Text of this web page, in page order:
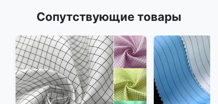
Сопутствующие товары